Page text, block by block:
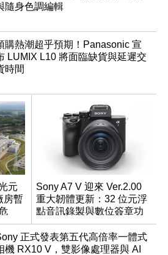
隨身色調編輯
購熱潮超乎預期！Panasonic 宣
LUMIX L10 將面臨缺貨與延遲交
時間
元
房暫
Sony A7 V 迎來 Ver.2.00
重大韌體更新：32 位元浮
點音訊錄製與數位簽章功
能登場
正式發表第五代高倍率一體式
機 RX10 V，雙影像處理器與 AI